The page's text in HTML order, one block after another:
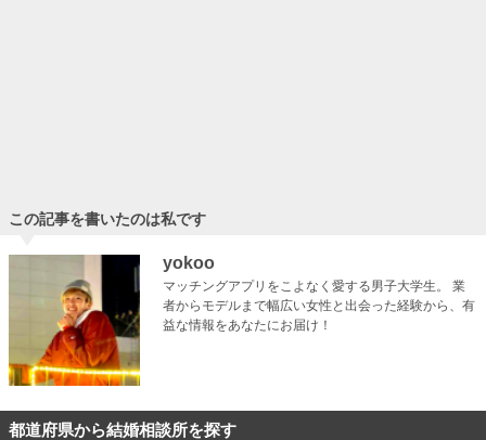
この記事を書いたのは私です
yokoo
マッチングアプリをこよなく愛する男子大学生。 業
者からモデルまで幅広い女性と出会った経験から、有
益な情報をあなたにお届け！
都道府県から結婚相談所を探す